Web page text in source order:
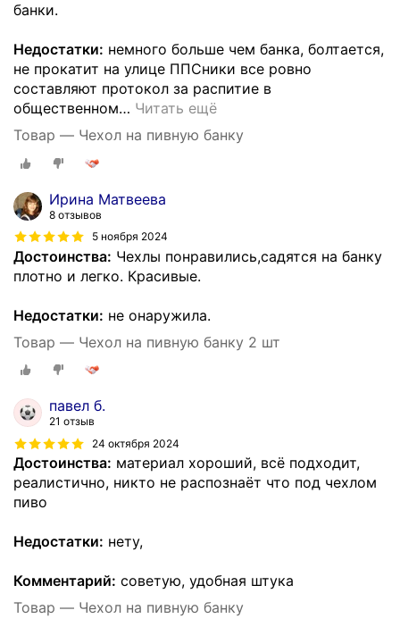
банки.
Недостатки: немного больше чем банка, болтается,
не прокатит на улице ППСники все ровно
составляют протокол за распитие в
общественном… Читать ещё
Товар — Чехол на пивную банку
Ирина Матвеева
8 отзывов
5 ноября 2024
Достоинства: Чехлы понравились,садятся на банку
плотно и легко. Красивые.
Недостатки: не онаружила.
Товар — Чехол на пивную банку 2 шт
павел б.
21 отзыв
24 октября 2024
Достоинства: материал хороший, всё подходит,
реалистично, никто не распознаёт что под чехлом
пиво
Недостатки: нету,
Комментарий: советую, удобная штука
Товар — Чехол на пивную банку